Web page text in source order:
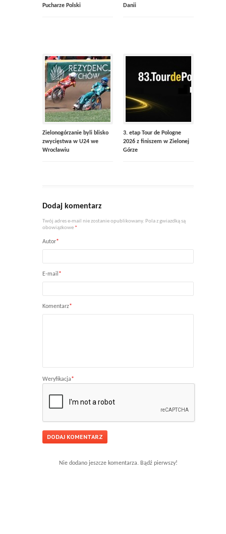
Pucharze Polski
Danii
Zielonogórzanie byli blisko
zwycięstwa w U24 we
Wrocławiu
3. etap Tour de Pologne
2026 z finiszem w Zielonej
Górze
Dodaj komentarz
Twój adres e-mail nie zostanie opublikowany. Pola z gwiazdką są
obowiązkowe *
Autor*
E-mail*
Komentarz*
Weryfikacja*
Nie dodano jeszcze komentarza. Bądź pierwszy!